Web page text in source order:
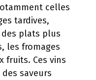
celles
tardives,
des plats plus
les fromages
fruits. Ces vins
saveurs